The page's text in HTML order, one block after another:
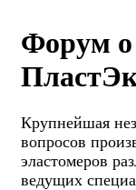
Форум о
Крупнейшая
вопросов
эластомеров
ведущих